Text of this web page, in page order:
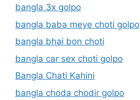
bangla 3x golpo
bangla baba meye choti golpo
bangla bhai bon choti
bangla car sex choti golpo
Bangla Chati Kahini
bangla choda chodir golpo